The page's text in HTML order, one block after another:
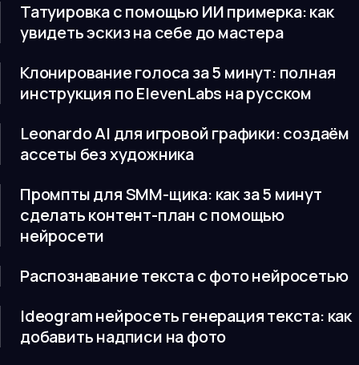
Татуировка с помощью ИИ примерка: как
увидеть эскиз на себе до мастера
Клонирование голоса за 5 минут: полная
инструкция по ElevenLabs на русском
Leonardo AI для игровой графики: создаём
ассеты без художника
Промпты для SMM-щика: как за 5 минут
сделать контент-план с помощью
нейросети
Распознавание текста с фото нейросетью
Ideogram нейросеть генерация текста: как
добавить надписи на фото